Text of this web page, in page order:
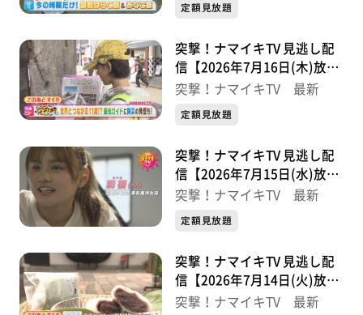
定額見放題
突撃！ナマイキTV 見逃し配
信【2026年7月16日(木)放送
分】
突撃！ナマイキTV 最新
定額見放題
突撃！ナマイキTV 見逃し配
信【2026年7月15日(水)放送
分】
突撃！ナマイキTV 最新
定額見放題
突撃！ナマイキTV 見逃し配
信【2026年7月14日(火)放送
分】
突撃！ナマイキTV 最新